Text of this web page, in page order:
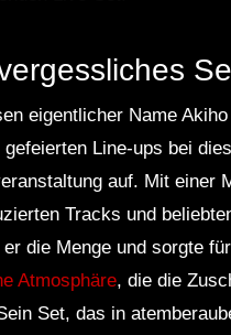
eigentlicher Name
gefeierten Line-ups bei
auf. Mit einer
Tracks und
die Menge und sorgte
Atmosphäre, die die
Set, das in